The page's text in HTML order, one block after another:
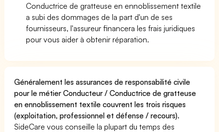
Conductrice de gratteuse en ennoblissement textile
a subi des dommages de la part d'un de ses
fournisseurs, l'assureur financera les frais juridiques
pour vous aider à obtenir réparation.
Généralement les assurances de responsabilité civile
pour le métier Conducteur / Conductrice de gratteuse
en ennoblissement textile couvrent les trois risques
(exploitation, professionnel et défense / recours).
SideCare vous conseille la plupart du temps des